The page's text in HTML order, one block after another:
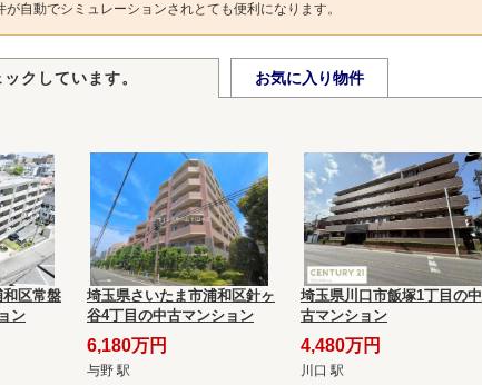
自動でシミュレーションされとても便利になります。
クしています。 お気に入り物件
区常盤
ン
埼玉県さいたま市浦和区針ヶ
谷4丁目の中古マンション
6,180万円
与野 駅
埼玉県川口市飯塚1丁目の中
古マンション
4,480万円
川口 駅